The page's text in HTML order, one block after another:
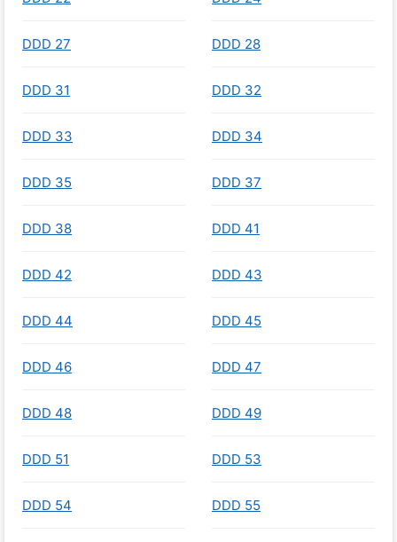
DDD 27 DDD 28
DDD 31 DDD 32
DDD 33 DDD 34
DDD 35 DDD 37
DDD 38 DDD 41
DDD 42 DDD 43
DDD 44 DDD 45
DDD 46 DDD 47
DDD 48 DDD 49
DDD 51 DDD 53
DDD 54 DDD 55